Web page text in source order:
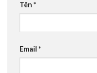
Tên *
Email *